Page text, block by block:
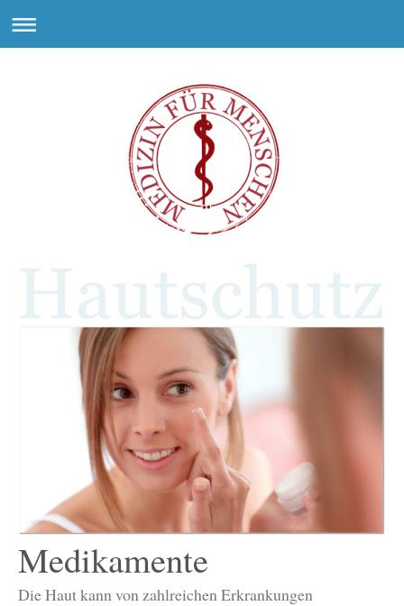
Medikamente
Die Haut kann von zahlreichen Erkrankungen